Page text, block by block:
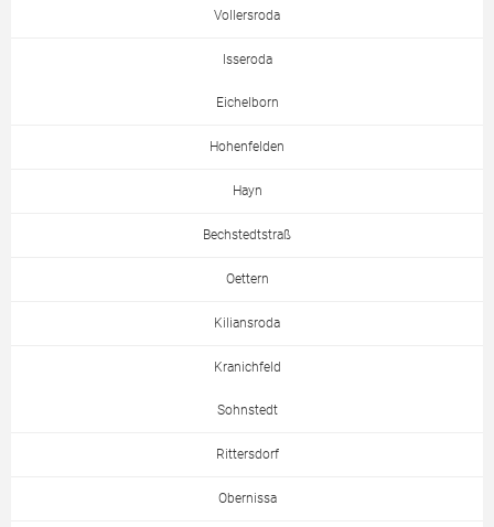
Vollersroda
Isseroda
Eichelborn
Hohenfelden
Hayn
Bechstedtstraß
Oettern
Kiliansroda
Kranichfeld
Sohnstedt
Rittersdorf
Obernissa